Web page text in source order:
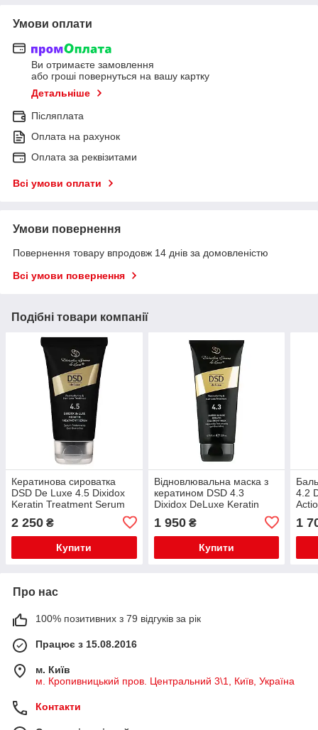
Умови оплати
Ви отримаєте замовлення
або гроші повернуться на вашу картку
Детальніше
Післяплата
Оплата на рахунок
Оплата за реквізитами
Всі умови оплати
Умови повернення
Повернення товару впродовж 14 днів за домовленістю
Всі умови повернення
Подібні товари компанії
Кератинова сироватка
DSD De Luxe 4.5 Dixidox
Keratin Treatment Serum
волосся 200 мл
2 250 ₴
Купити
Відновлювальна маска з
кератином DSD 4.3
Dixidox DeLuxe Keratin
стимуляції росту волосся
200 мл
1 950₴
Купити
4.2
1
Про нас
100% позитивних з 79 відгуків за рік
Працює з 15.08.2016
м. Київ
м. Кропивницький пров. Центральний 3\1, Київ, Україна
Контакти